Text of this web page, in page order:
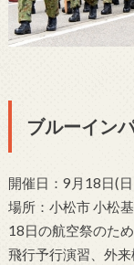
ブルーイン
開催日：9月18日(
場所：小松市 小松
18日の航空祭のた
飛行予行演習、外来